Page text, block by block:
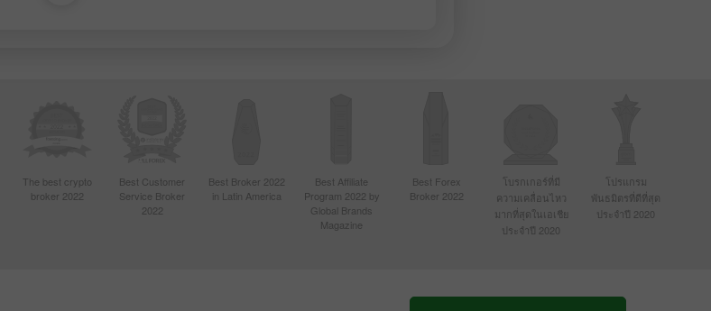
The best crypto
broker 2022
Best Customer
Service Broker
2022
Best Broker 2022
in Latin America
Best Affiliate
Program 2022 by
Global Brands
Magazine
Best Forex
Broker 2022
โบรกเกอร์ที่มี
ความเคลื่อนไหว
มากที่สุดในเอเชีย
ประจำปี 2020
โปรแกรม
พันธมิตรที่ดีที่สุด
ประจำปี 2020